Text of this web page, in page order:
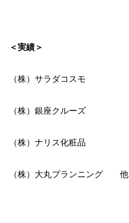
＜実績＞
（株）サラダコスモ
（株）銀座クルーズ
（株）ナリス化粧品
（株）大丸プランニング 他